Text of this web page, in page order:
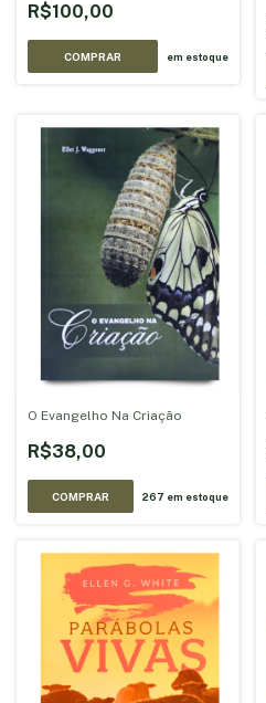
R$100,00
COMPRAR em estoque
O Evangelho Na Criação
R$38,00
267 em estoque